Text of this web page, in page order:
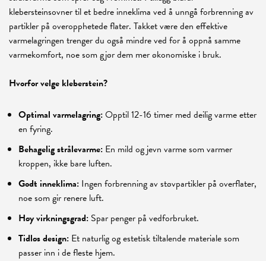
klebersteinsovner til et bedre inneklima ved å unngå forbrenning av
partikler på overopphetede flater. Takket være den effektive
varmelagringen trenger du også mindre ved for å oppnå samme
varmekomfort, noe som gjør dem mer økonomiske i bruk.
Hvorfor velge kleberstein?
Optimal varmelagring:Opptil 12-16 timer med deilig varme etter
en fyring.
Behagelig strålevarme: En mild og jevn varme som varmer
kroppen, ikke bare luften.
Godt inneklima: Ingen forbrenning av støvpartikler på overflater,
noe som gir renere luft.
Høy virkningsgrad: Spar penger på vedforbruket.
Tidløs design: Et naturlig og estetisk tiltalende materiale som
passer inn i de fleste hjem.